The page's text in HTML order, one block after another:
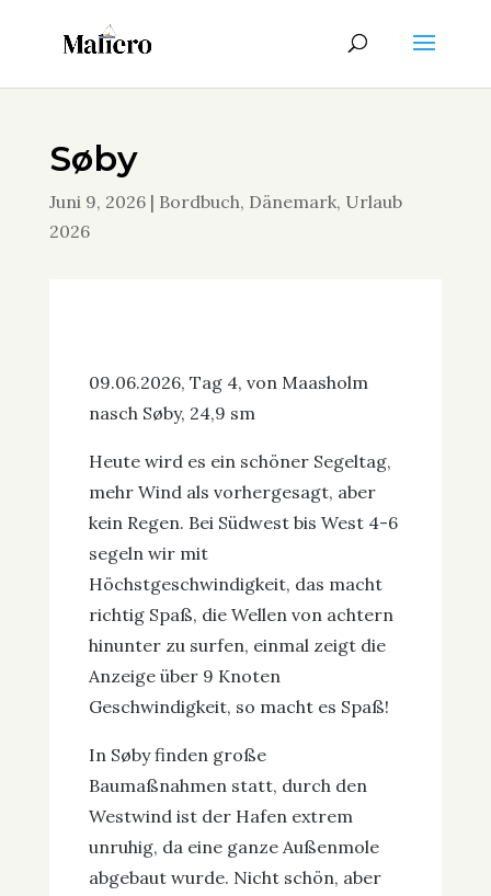
Søby
Juni 9, 2026| Bordbuch, Dänemark, Urlaub
2026
09.06.2026, Tag 4, von Maasholm
nasch Søby, 24,9 sm
Heute wird es ein schöner Segeltag,
mehr Wind als vorhergesagt, aber
kein Regen. Bei Südwest bis West 4-6
segeln wir mit
Höchstgeschwindigkeit, das macht
richtig Spaß, die Wellen von achtern
hinunter zu surfen, einmal zeigt die
Anzeige über 9 Knoten
Geschwindigkeit, so macht es Spaß!
In Søby finden große
Baumaßnahmen statt, durch den
Westwind ist der Hafen extrem
unruhig, da eine ganze Außenmole
abgebaut wurde. Nicht schön, aber